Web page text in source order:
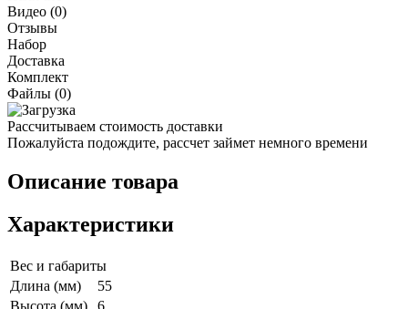
Видео (0)
Отзывы
Набор
Доставка
Комплект
Файлы (0)
Рассчитываем стоимость доставки
Пожалуйста подождите, рассчет займет немного времени
Описание товара
Характеристики
Вес и габариты
Длина (мм)
55
Высота (мм)
6